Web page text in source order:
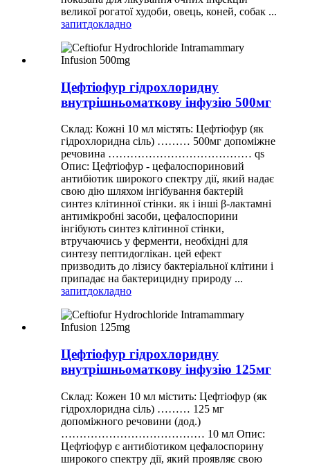
великої рогатої худоби, овець, коней, собак ...
запитдокладно
Цефтіофур гідрохлоридну
внутрішньоматкову інфузію 500мг
Склад: Кожні 10 мл містять: Цефтіофур (як
гідрохлоридна сіль) ……… 500мг допоміжне
речовина ………………………………… qs
Опис: Цефтіофур - цефалоспориновий
антибіотик широкого спектру дії, який надає
свою дію шляхом інгібування бактерій
синтез клітинної стінки. як і інші β-лактамні
антимікробні засоби, цефалоспорини
інгібують синтез клітинної стінки,
втручаючись у ферменти, необхідні для
синтезу пептидоглікан. цей ефект
призводить до лізису бактеріальної клітини і
припадає на бактерицидну природу ...
запитдокладно
Цефтіофур гідрохлоридну
внутрішньоматкову інфузію 125мг
Склад: Кожен 10 мл містить: Цефтіофур (як
гідрохлоридна сіль) ……… 125 мг
допоміжного речовини (дод.)
………………………………… 10 мл Опис:
Цефтіофур є антибіотиком цефалоспорину
широкого спектру дії, який проявляє свою